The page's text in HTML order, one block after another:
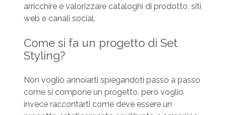
arricchire e valorizzare cataloghi di prodotto, siti
web e canali social.
Come si fa un progetto di Set
Styling?
Non voglio annoiarti spiegandoti passo a passo
come si compone un progetto, però voglio
invece raccontarti come deve essere un